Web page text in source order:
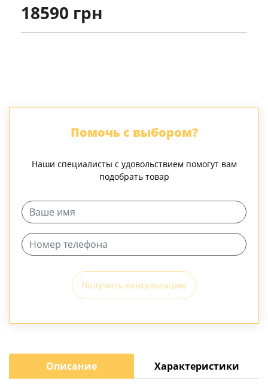
18590 грн
Помочь с выбором?
Наши специалисты с удовольствием помогут вам
подобрать товар
Получить консультацию
Описание Характеристики